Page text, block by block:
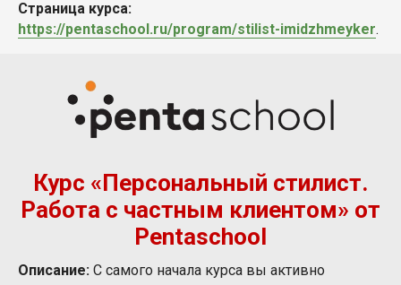
Страница курса:
https://pentaschool.ru/program/stilist-imidzhmeyker.
Курс «Персональный стилист.
Работа с частным клиентом» от
Pentaschool
Описание: С самого начала курса вы активно